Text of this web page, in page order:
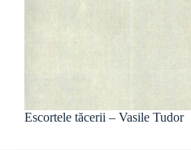
Escortele tăcerii – Vasile Tudor